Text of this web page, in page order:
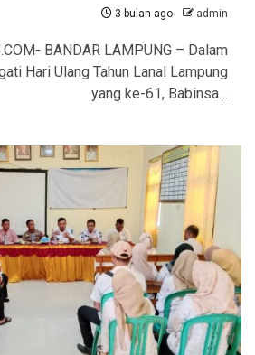
3 bulan ago admin
BANDAR LAMPUNG – Dalam
Hari Ulang Tahun Lanal Lampung
yang ke-61, Babinsa…